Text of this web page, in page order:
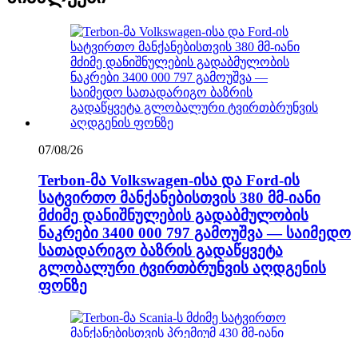
07/08/26
Terbon-მა Volkswagen-ისა და Ford-ის
სატვირთო მანქანებისთვის 380 მმ-იანი
მძიმე დანიშნულების გადაბმულობის
ნაკრები 3400 000 797 გამოუშვა — საიმედო
სათადარიგო ბაზრის გადაწყვეტა
გლობალური ტვირთბრუნვის აღდგენის
ფონზე